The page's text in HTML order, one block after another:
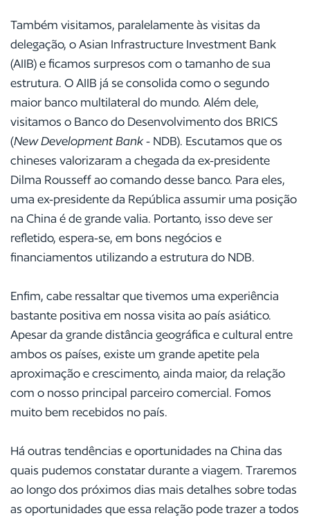
Também visitamos, paralelamente às visitas da
delegação, o Asian Infrastructure Investment Bank
(AIIB) e ficamos surpresos com o tamanho de sua
estrutura. O AIIB já se consolida como o segundo
maior banco multilateral do mundo. Além dele,
visitamos o Banco do Desenvolvimento dos BRICS
(New Development Bank- NDB). Escutamos que os
chineses valorizaram a chegada da ex-presidente
Dilma Rousseff ao comando desse banco. Para eles,
uma ex-presidente da República assumir uma posição
na China é de grande valia. Portanto, isso deve ser
refletido, espera-se, em bons negócios e
financiamentos utilizando a estrutura do NDB.
Enfim, cabe ressaltar que tivemos uma experiência
bastante positiva em nossa visita ao país asiático.
Apesar da grande distância geográfica e cultural entre
ambos os países, existe um grande apetite pela
aproximação e crescimento, ainda maior, da relação
com o nosso principal parceiro comercial. Fomos
muito bem recebidos no país.
Há outras tendências e oportunidades na China das
quais pudemos constatar durante a viagem. Traremos
ao longo dos próximos dias mais detalhes sobre todas
as oportunidades que essa relação pode trazer a todos